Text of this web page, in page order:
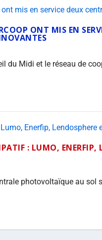
ONT MIS EN
du Midi et le réseau de
: LUMO, ENERFIP,
photovoltaïque au sol